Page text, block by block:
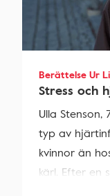
Berättelse Ur
Stress och
Ulla Stenson,
typ av
kvinnor än
kärl. Efter en